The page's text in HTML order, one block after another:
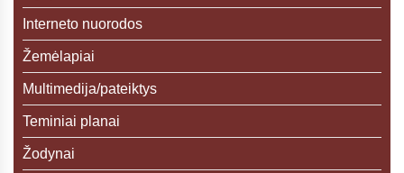
Interneto nuorodos
Žemėlapiai
Multimedija/pateiktys
Teminiai planai
Žodynai